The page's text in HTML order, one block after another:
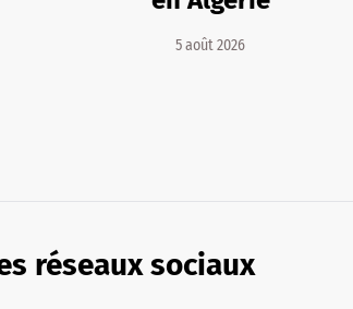
5 août 2026
réseaux sociaux